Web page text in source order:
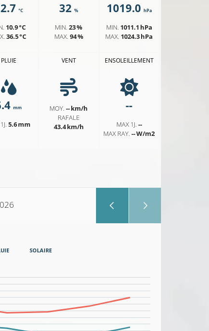
°C
10.9 °C
36.5 °C
32 %
MIN.23 %
MAX. 94 %
1019.0 hPa
MIN. 1011.1 hPa
MAX. 1024.3 hPa
PLUIE
mm
5.6 mm
VENT
MOY.-- km/h
RAFALE
43.4 km/h
ENSOLEILLEMENT
--
MAX 1J. --
MAX RAY.-- W/m2
SOLAIRE